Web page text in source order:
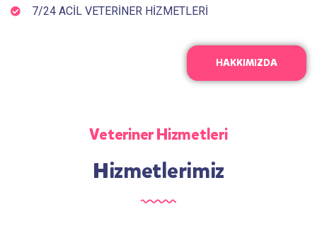
7/24 ACIL VETERINER HIZMETLERI
HAKKIMIZDA
Veteriner Hizmetleri
Hizmetlerimiz